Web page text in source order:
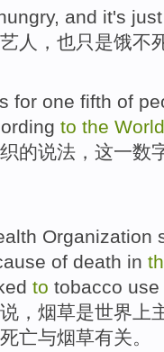
, and it's just
人， 也只是饿不
for one fifth of
to the World
的说法， 这一数
Organization
of death in
to tobacco use
说 ， 烟草是世界上
死亡与烟草有关 。